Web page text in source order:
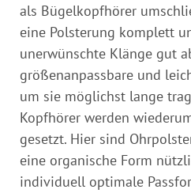
als Bügelkopfhörer
eine Polsterung komplett
unerwünschte Klänge gut
größenanpassbare und
um sie möglichst lange
Kopfhörer werden
gesetzt. Hier sind
eine organische Form
individuell optimale